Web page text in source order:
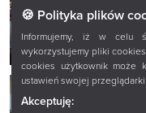
🍪 Polityka plików
Informujemy, iż w celu
wykorzystujemy pliki
cookies użytkownik może
ustawień swojej
Akceptuję: